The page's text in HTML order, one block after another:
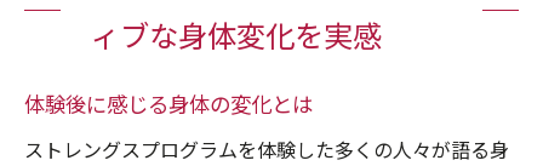
ィブな身体変化を実感
体験後に感じる身体の変化とは
ストレングスプログラムを体験した多くの人々が語る身